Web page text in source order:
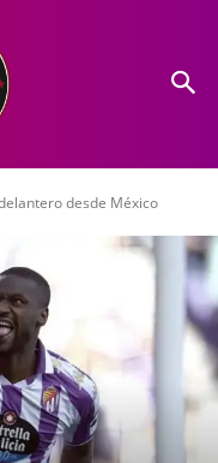
desde México